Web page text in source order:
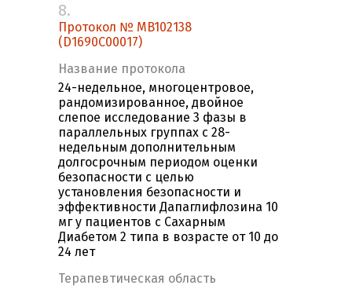
8.
Протокол № MB102138
(D1690C00017)
Название протокола
24-недельное, многоцентровое,
рандомизированное, двойное
слепое исследование 3 фазы в
параллельных группах с 28-
недельным дополнительным
долгосрочным периодом оценки
безопасности с целью
установления безопасности и
эффективности Дапаглифлозина 10
мг у пациентов с Сахарным
Диабетом 2 типа в возрасте от 10 до
24 лет
Терапевтическая область